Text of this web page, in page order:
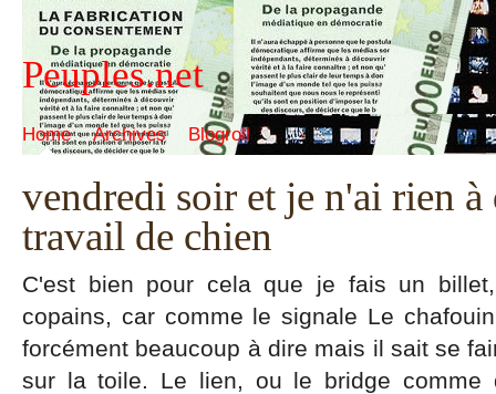
Peuples.net
Home Archives Blogroll
vendredi soir et je n'ai rien
travail de chien
C'est bien pour cela que je fais un
copains, car comme le signale Le
forcément beaucoup à dire mais il sait se
sur la toile. Le lien, ou le bridge comme